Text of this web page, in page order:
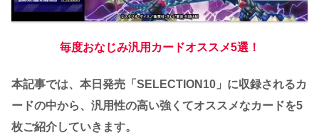
毎度おなじみ汎用カードオススメ5選！
本記事では、本日発売「SELECTION10」に収録されるカ
ードの中から、汎用性の高い強くてオススメなカードを5
枚ご紹介していきます。